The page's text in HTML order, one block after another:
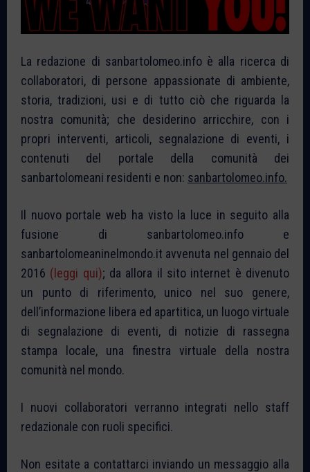
La redazione di sanbartolomeo.info è alla ricerca di
collaboratori, di persone appassionate di ambiente,
storia, tradizioni, usi e di tutto ciò che riguarda la
nostra comunità; che desiderino arricchire, con i
propri interventi, articoli, segnalazione di eventi, i
contenuti del portale della comunità dei
sanbartolomeani residenti e non: sanbartolomeo.info.
Il nuovo portale web ha visto la luce in seguito alla
fusione di sanbartolomeo.info e
sanbartolomeaninelmondo.it avvenuta nel gennaio del
2016 (leggi qui); da allora il sito internet è divenuto
un punto di riferimento, unico nel suo genere,
dell’informazione libera ed apartitica, un luogo virtuale
di segnalazione di eventi, di notizie di rassegna
stampa locale, una finestra virtuale della nostra
comunità nel mondo.
I nuovi collaboratori verranno integrati nello staff
redazionale con ruoli specifici.
Non esitate a contattarci inviando un messaggio alla